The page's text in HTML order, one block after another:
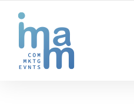
IBIZA · MADRID · BARCELONA